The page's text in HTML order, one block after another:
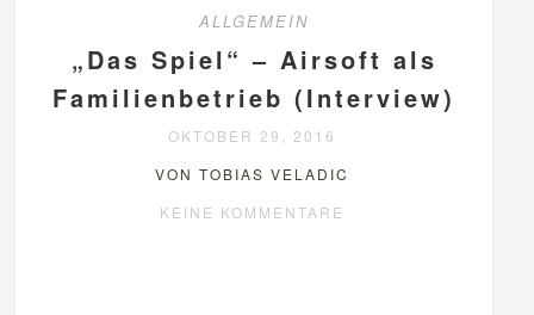
ALLGEMEIN
„Das Spiel“ – Airsoft als
Familienbetrieb (Interview)
OKTOBER 29, 2016
VON TOBIAS VELADIC
KEINE KOMMENTARE